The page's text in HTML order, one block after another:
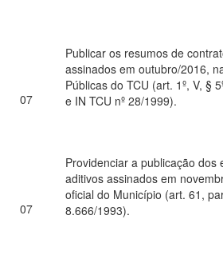
07
Publicar os resumos de
assinados em outubro/2016,
Públicas do TCU (art. 1º, V, §
e IN TCU nº 28/1999).
07
Providenciar a publicação dos
aditivos assinados em
oficial do Município (art. 61,
8.666/1993).